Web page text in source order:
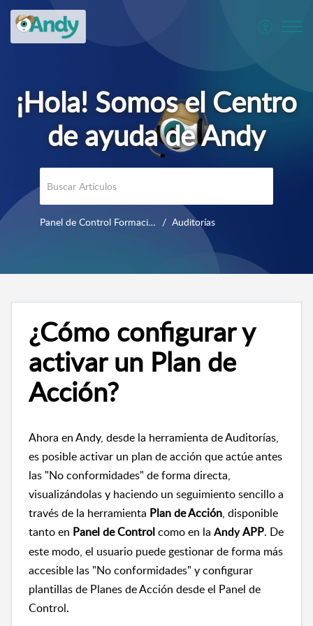
Panel de Control Formación y uso diario Auditorías
¿Cómo configurar y
activar un Plan de
Acción?
Ahora en Andy, desde la herramienta de Auditorías,
es posible activar un plan de acción que actúe antes
las "No conformidades" de forma directa,
visualizándolas y haciendo un seguimiento sencillo a
través de la herramienta Plan de Acción, disponible
tanto en Panel de Controlcomo en la Andy APP. De
este modo, el usuario puede gestionar de forma más
accesible las "No conformidades" y configurar
plantillas de Planes de Acción desde el Panel de
Control.